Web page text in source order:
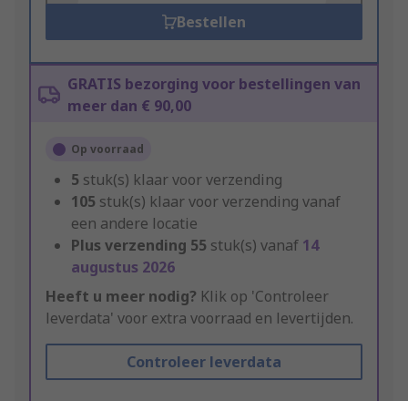
Bestellen
GRATIS bezorging voor bestellingen van
meer dan € 90,00
Op voorraad
5 stuk(s) klaar voor verzending
105 stuk(s) klaar voor verzending vanaf
een andere locatie
Plus verzending 55 stuk(s) vanaf 14
augustus 2026
Heeft u meer nodig? Klik op 'Controleer
leverdata' voor extra voorraad en levertijden.
Controleer leverdata